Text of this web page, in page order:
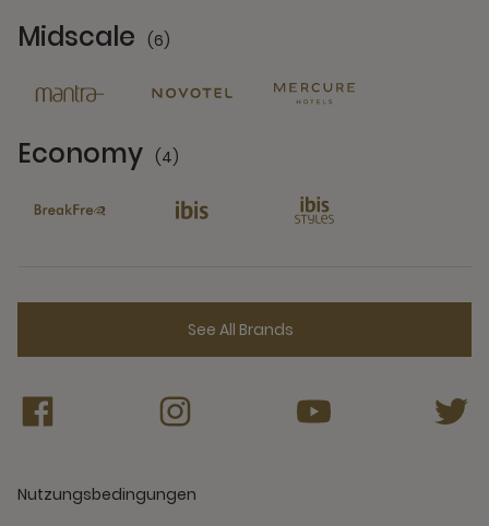
Midscale (6)
Economy (4)
See All Brands
Nutzungsbedingungen